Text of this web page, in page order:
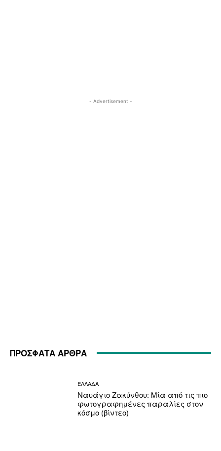
- Advertisement -
ΠΡΟΣΦΑΤΑ ΑΡΘΡΑ
ΕΛΛΑΔΑ
Ναυάγιο Ζακύνθου: Μία από τις πιο
φωτογραφημένες παραλίες στον
κόσμο (βίντεο)